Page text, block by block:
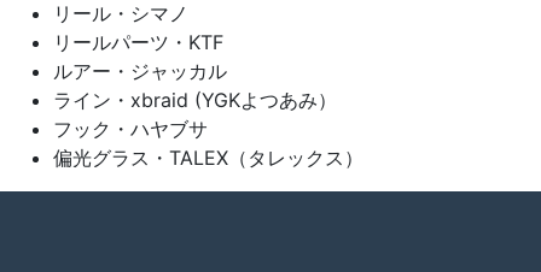
リール・シマノ
リールパーツ・KTF
ルアー・ジャッカル
ライン・xbraid (YGKよつあみ）
フック・ハヤブサ
偏光グラス・TALEX（タレックス）